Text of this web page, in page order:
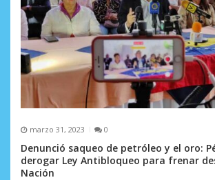
r
a
d
a
s
marzo 31, 2023 0
Denunció saqueo de petróleo y el oro:
derogar Ley Antibloqueo para frenar
Nación